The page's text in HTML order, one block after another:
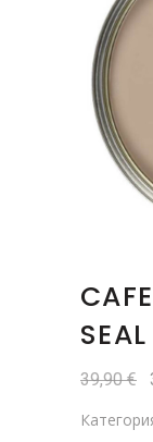
SEAL
39,90€